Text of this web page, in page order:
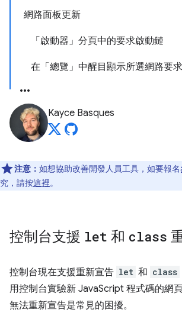
網路面板更新
「啟動器」分頁中的要求啟動鏈
在「總覽」中醒目顯示所選網路要求
Kayce Basques
注意： 如想協助改善開發人員工具，如要報
究，請按這裡。
控制台支援 let 和 class
控制台現在支援重新宣告 let 和 class
用控制台實驗新 JavaScript 程式碼的網
無法重新宣告是常見的困擾。